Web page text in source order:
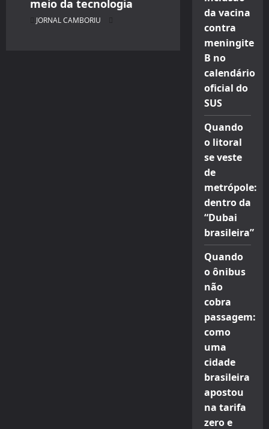
meio da tecnologia
JORNAL CAMBORIU
da vacina
contra
meningite
B no
calendário
oficial do
SUS
Quando
o litoral
se veste
de
metrópole:
dentro da
“Dubai
brasileira”
Quando
o ônibus
não
cobra
passagem:
como
uma
cidade
brasileira
apostou
na tarifa
zero e